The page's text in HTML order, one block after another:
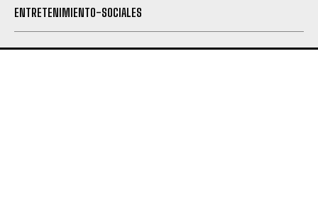
ENTRETENIMIENTO-SOCIALES